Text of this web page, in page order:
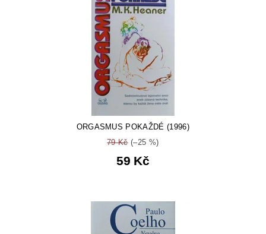
ORGASMUS POKAŽDÉ (1996)
79 Kč(–25 %)
59 Kč